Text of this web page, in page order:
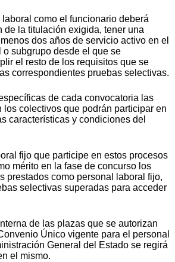
como el funcionario deberá
de la titulación exigida, tener una
dos años de servicio activo en el
o subgrupo desde el que se
el resto de los requisitos que se
correspondientes pruebas selectivas.
de cada convocatoria las
los colectivos que podrán participar en
características y condiciones del
fijo que participe en estos procesos
mérito en la fase de concurso los
prestados como personal laboral fijo,
selectivas superadas para acceder
de las plazas que se autorizan
Único vigente para el personal
General del Estado se regirá
el mismo.